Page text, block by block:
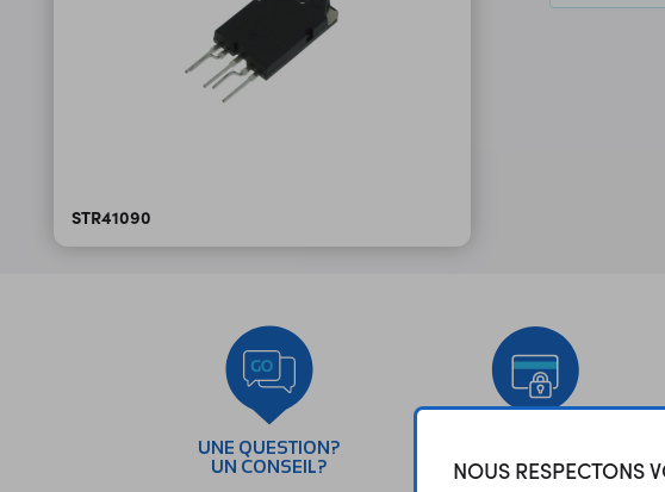
STR41090
UNE QUESTION?
UN CONSEIL?
SÉCURISÉ
NOUS RESPECTONS